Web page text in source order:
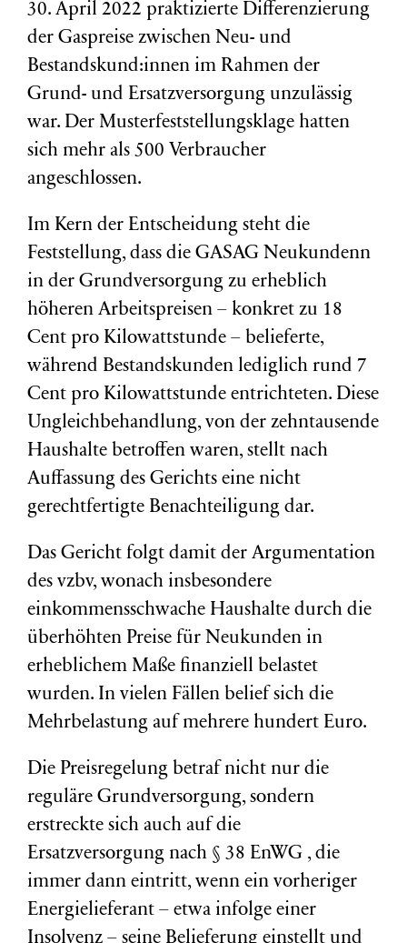
30. April 2022 praktizierte Differenzierung
der Gaspreise zwischen Neu- und
Bestandskund:innen im Rahmen der
Grund- und Ersatzversorgung unzulässig
war. Der Musterfeststellungsklage hatten
sich mehr als 500 Verbraucher
angeschlossen.
Im Kern der Entscheidung steht die
Feststellung, dass die GASAG Neukundenn
in der Grundversorgung zu erheblich
höheren Arbeitspreisen – konkret zu 18
Cent pro Kilowattstunde – belieferte,
während Bestandskunden lediglich rund 7
Cent pro Kilowattstunde entrichteten. Diese
Ungleichbehandlung, von der zehntausende
Haushalte betroffen waren, stellt nach
Auffassung des Gerichts eine nicht
gerechtfertigte Benachteiligung dar.
Das Gericht folgt damit der Argumentation
des vzbv, wonach insbesondere
einkommensschwache Haushalte durch die
überhöhten Preise für Neukunden in
erheblichem Maße finanziell belastet
wurden. In vielen Fällen belief sich die
Mehrbelastung auf mehrere hundert Euro.
Die Preisregelung betraf nicht nur die
reguläre Grundversorgung, sondern
erstreckte sich auch auf die
Ersatzversorgung nach § 38 EnWG , die
immer dann eintritt, wenn ein vorheriger
Energielieferant – etwa infolge einer
Insolvenz – seine Belieferung einstellt und